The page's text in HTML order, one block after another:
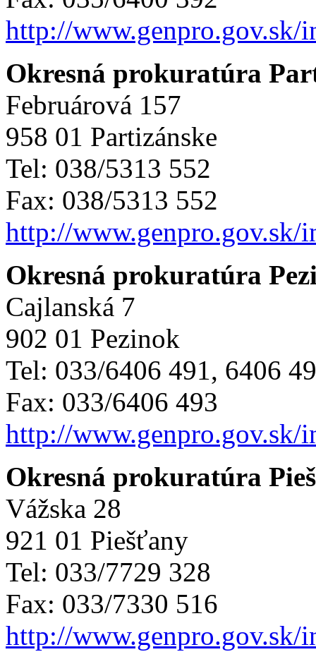
http://www.genpro.gov.sk/
Okresná prokuratúra
Februárová 157
958 01 Partizánske
Tel: 038/5313 552
Fax: 038/5313 552
http://www.genpro.gov.sk/
Okresná prokuratúra
Cajlanská 7
902 01 Pezinok
Tel: 033/6406 491, 6406
Fax: 033/6406 493
http://www.genpro.gov.sk/
Okresná prokuratúra
Vážska 28
921 01 Piešťany
Tel: 033/7729 328
Fax: 033/7330 516
http://www.genpro.gov.sk/